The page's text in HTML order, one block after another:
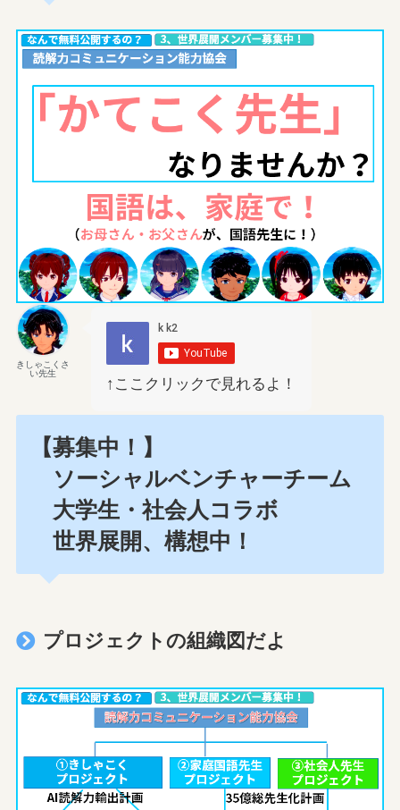
きしゃこくさ
い先生
↑ここクリックで見れるよ！
【募集中！】
ソーシャルベンチャーチーム
大学生・社会人コラボ
世界展開、構想中！
プロジェクトの組織図だよ